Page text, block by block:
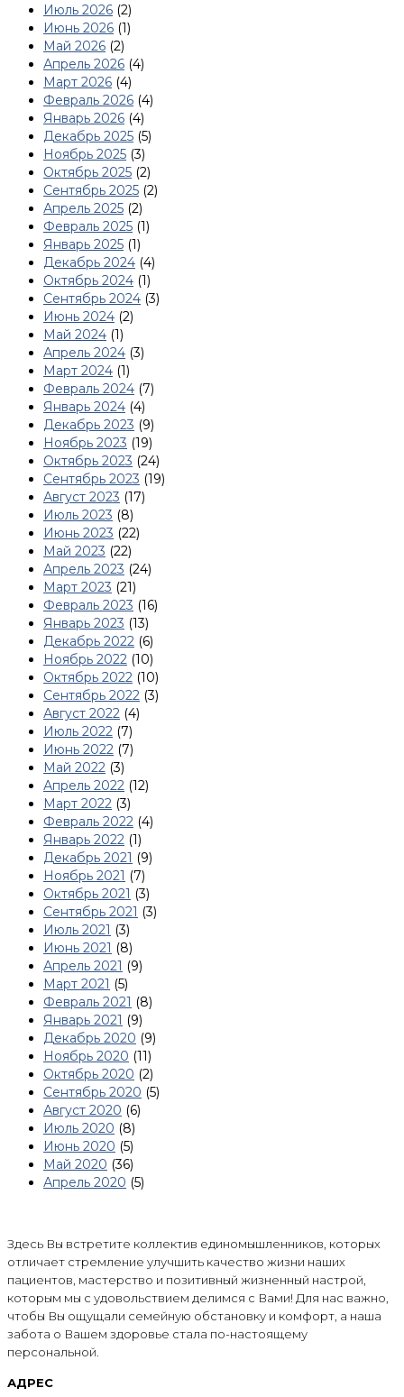
Июль 2026 (2)
Июнь 2026 (1)
Май 2026 (2)
Апрель 2026 (4)
Март 2026 (4)
Февраль 2026 (4)
Январь 2026 (4)
Декабрь 2025 (5)
Ноябрь 2025 (3)
Октябрь 2025 (2)
Сентябрь 2025 (2)
Апрель 2025 (2)
Февраль 2025 (1)
Январь 2025 (1)
Декабрь 2024 (4)
Октябрь 2024 (1)
Сентябрь 2024 (3)
Июнь 2024 (2)
Май 2024 (1)
Апрель 2024 (3)
Март 2024 (1)
Февраль 2024 (7)
Январь 2024 (4)
Декабрь 2023 (9)
Ноябрь 2023 (19)
Октябрь 2023 (24)
Сентябрь 2023 (19)
Август 2023 (17)
Июль 2023 (8)
Июнь 2023 (22)
Май 2023 (22)
Апрель 2023 (24)
Март 2023 (21)
Февраль 2023 (16)
Январь 2023 (13)
Декабрь 2022 (6)
Ноябрь 2022 (10)
Октябрь 2022 (10)
Сентябрь 2022 (3)
Август 2022 (4)
Июль 2022 (7)
Июнь 2022 (7)
Май 2022 (3)
Апрель 2022 (12)
Март 2022 (3)
Февраль 2022 (4)
Январь 2022 (1)
Декабрь 2021 (9)
Ноябрь 2021 (7)
Октябрь 2021 (3)
Сентябрь 2021 (3)
Июль 2021 (3)
Июнь 2021 (8)
Апрель 2021 (9)
Март 2021 (5)
Февраль 2021 (8)
Январь 2021 (9)
Декабрь 2020 (9)
Ноябрь 2020 (11)
Октябрь 2020 (2)
Сентябрь 2020 (5)
Август 2020 (6)
Июль 2020 (8)
Июнь 2020 (5)
Май 2020 (36)
Апрель 2020 (5)
Здесь Вы встретите коллектив единомышленников, которых
отличает стремление улучшить качество жизни наших
пациентов, мастерство и позитивный жизненный настрой,
которым мы с удовольствием делимся с Вами! Для нас важно,
чтобы Вы ощущали семейную обстановку и комфорт, а наша
забота о Вашем здоровье стала по-настоящему
персональной.
АДРЕС